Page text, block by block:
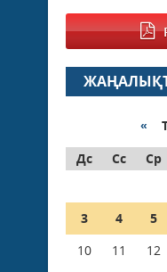
«
Дс
Сс Ср
3
4 5
10
11 12